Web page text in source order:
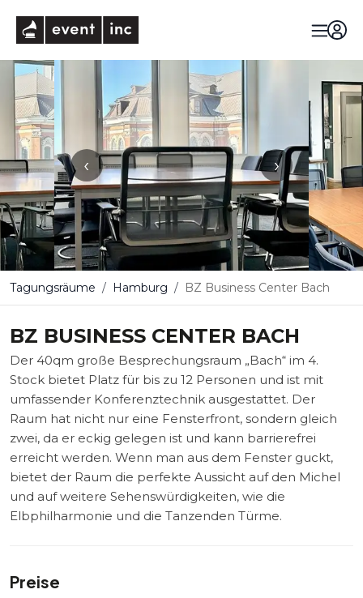
‹ ›
Tagungsräume Hamburg BZ Business Center Bach
BZ BUSINESS CENTER BACH
Der 40qm große Besprechungsraum „Bach“ im 4.
Stock bietet Platz für bis zu 12 Personen und ist mit
umfassender Konferenztechnik ausgestattet. Der
Raum hat nicht nur eine Fensterfront, sondern gleich
zwei, da er eckig gelegen ist und kann barrierefrei
erreicht werden. Wenn man aus dem Fenster guckt,
bietet der Raum die perfekte Aussicht auf den Michel
und auf weitere Sehenswürdigkeiten, wie die
Elbphilharmonie und die Tanzenden Türme.
Preise